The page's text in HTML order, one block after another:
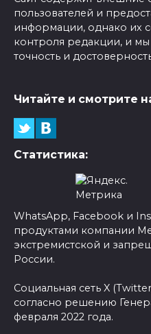
пользователей и
информации, однако их
контроля редакции, и мы
точность и
Читайте и смотрите
Статистика:
WhatsApp, Facebook и
продуктами компании
экстремистской и
России.
Социальная сеть X
согласно решению
февраля 2022 года.